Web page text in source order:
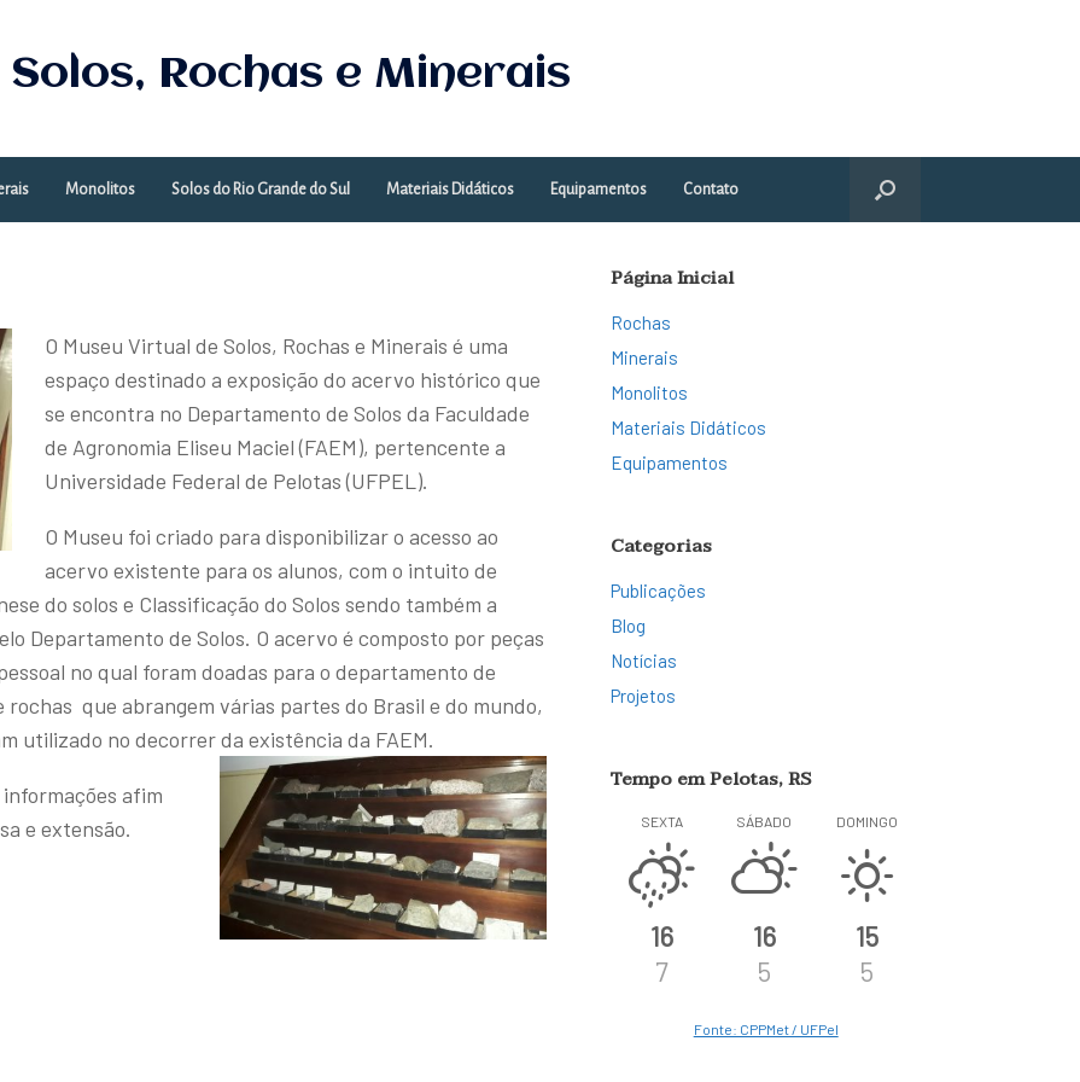
Rochas e Minerais
Monolitos Solos do Rio Grande do Sul Materiais Didáticos Equipamentos Contato
O Museu Virtual de Solos, Rochas e Minerais é uma
espaço destinado a exposição do acervo histórico que
se encontra no Departamento de Solos da Faculdade
de Agronomia Eliseu Maciel (FAEM), pertencente a
Universidade Federal de Pelotas (UFPEL).
O Museu foi criado para disponibilizar o acesso ao
acervo existente para os alunos, com o intuito de
do solos e Classificação do Solos sendo também a
Departamento de Solos. O acervo é composto por peças
no qual foram doadas para o departamento de
que abrangem várias partes do Brasil e do mundo,
utilizado no decorrer da existência da FAEM.
afim
e extensão.
Página Inicial
Rochas
Minerais
Monolitos
Materiais Didáticos
Equipamentos
Categorias
Publicações
Blog
Notícias
Projetos
Tempo em Pelotas, RS
SEXTA
16
7
SÁBADO
16
5
DOMINGO
15
5
Fonte: CPPMet / UFPel